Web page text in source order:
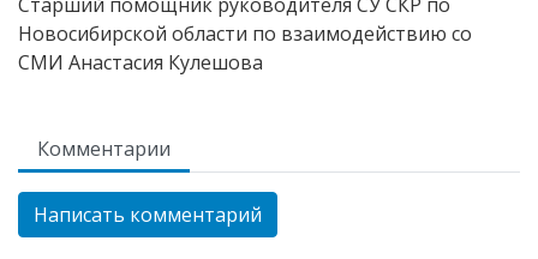
Новосибирской области по взаимодействию со
СМИ Анастасия Кулешова
Комментарии
Написать комментарий